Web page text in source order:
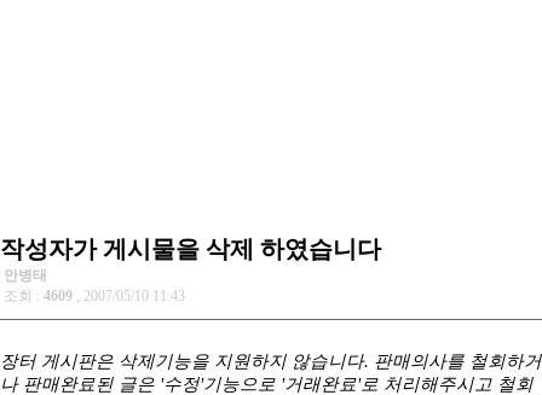
작성자가 게시물을 삭제 하였습니다
안병태
조회 : 4609 , 2007/05/10 11:43
장터 게시판은 삭제기능을 지원하지 않습니다. 판매의사를 철회하거
나 판매완료된 글은 '수정'기능으로 '거래완료'로 처리해주시고 철회